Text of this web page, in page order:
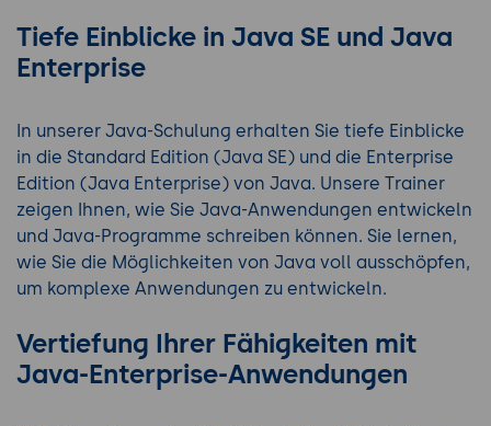
Tiefe Einblicke in Java SE und Java
Enterprise
In unserer Java-Schulung erhalten Sie tiefe Einblicke
in die Standard Edition (Java SE) und die Enterprise
Edition (Java Enterprise) von Java. Unsere Trainer
zeigen Ihnen, wie Sie Java-Anwendungen entwickeln
und Java-Programme schreiben können. Sie lernen,
wie Sie die Möglichkeiten von Java voll ausschöpfen,
um komplexe Anwendungen zu entwickeln.
Vertiefung Ihrer Fähigkeiten mit
Java-Enterprise-Anwendungen